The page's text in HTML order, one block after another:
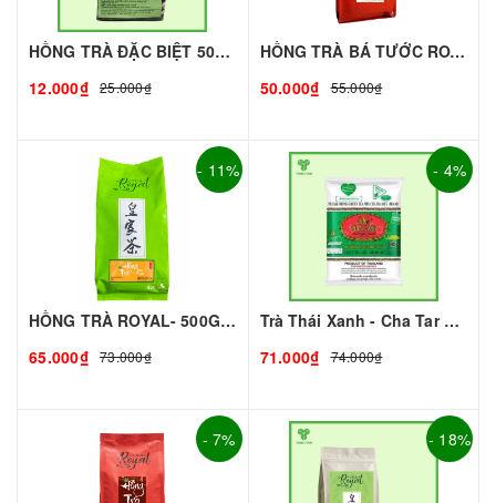
HỒNG TRÀ ĐẶC BIỆT 50G - ROYAL I NGUYÊN LIỆU PHA CHẾ - TOBEE FOOD
12.000₫ 25.000₫
HỒNG TRÀ BÁ TƯỚC ROYAL (gói 500g)
50.000₫
55.000₫
- 11%
HỒNG TRÀ ROYAL- 500G | NGUYÊN LIỆU PHA CHẾ - TOBEE FOOD
65.000₫ 73.000₫
- 4%
Trà Thái Xanh - Cha Tar Mua Thái Lan Cao Cấp I Nguyên Liệu Pha Chế - TOBEE FOOD
71.000₫
74.000₫
- 7% - 18%